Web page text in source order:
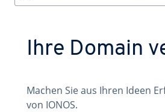
Ihre Domain
Machen Sie aus Ihren Ideen
von IONOS.